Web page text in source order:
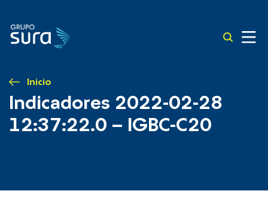
Inicio
Indicadores 2022-02-28
12:37:22.0 – IGBC-C20